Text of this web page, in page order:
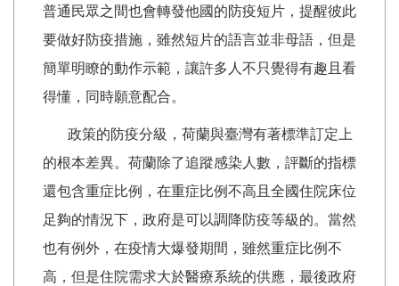
普通民眾之間也會轉發他國的防疫短片，提醒彼此
要做好防疫措施，雖然短片的語言並非母語，但是
簡單明瞭的動作示範，讓許多人不只覺得有趣且看
得懂，同時願意配合。
政策的防疫分級，荷蘭與臺灣有著標準訂定上
的根本差異。荷蘭除了追蹤感染人數，評斷的指標
還包含重症比例，在重症比例不高且全國住院床位
足夠的情況下，政府是可以調降防疫等級的。當然
也有例外，在疫情大爆發期間，雖然重症比例不
高，但是住院需求大於醫療系統的供應，最後政府